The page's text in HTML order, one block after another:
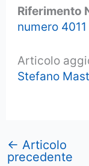
Riferimento
numero
Articolo
Stefano
← Articolo
precedente